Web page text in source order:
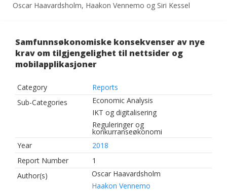
Oscar Haavardsholm, Haakon Vennemo og Siri Kessel
Samfunnsøkonomiske konsekvenser av nye
krav om tilgjengelighet til nettsider og
mobilapplikasjoner
Category
Reports
Sub-Categories
Economic Analysis
IKT og digitalisering
Reguleringer og
konkurranseøkonomi
Year
2018
Report Number
1
Author(s)
Oscar Haavardsholm
Haakon Vennemo